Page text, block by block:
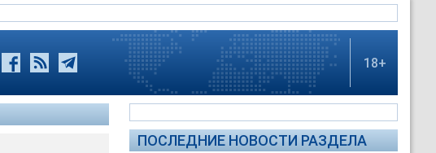
18+
ПОСЛЕДНИЕ НОВОСТИ РАЗДЕЛА